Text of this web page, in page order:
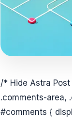
/* Hide Astra
.comments-area,
#comments {